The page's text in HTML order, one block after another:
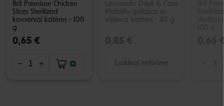
Brit Premium Chicken
Slices Sterilized
konservai katėms - 100
g
0,65 €
Brit
0,65